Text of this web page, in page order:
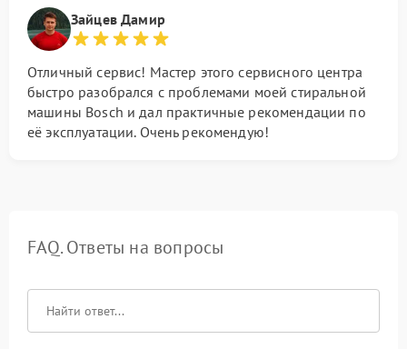
Зайцев Дамир
Отличный сервис! Мастер этого сервисного центра
быстро разобрался с проблемами моей стиральной
машины Bosch и дал практичные рекомендации по
её эксплуатации. Очень рекомендую!
FAQ. Ответы на вопросы